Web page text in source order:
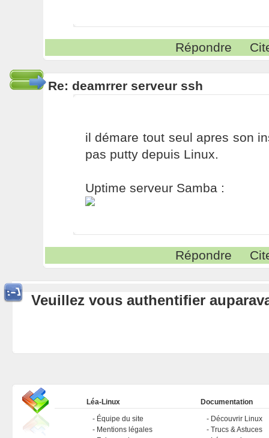
Répondre
Re: deamrrer serveur ssh
il démare tout seul apres son
pas putty depuis Linux.
Uptime serveur Samba :
Répondre
Veuillez vous authentifier
Léa-Linux
Équipe du site
Mentions légales
Documentation
Découvrir Linux
Trucs & Astuces